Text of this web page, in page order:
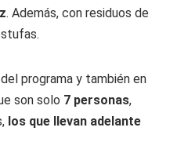
. Además, con residuos de
programa y también en
son solo 7 personas,
los que llevan adelante